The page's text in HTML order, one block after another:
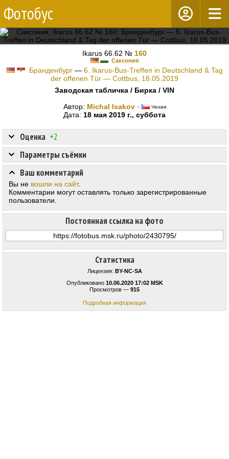
Фотобус
Ikarus 66.62 № 160
Саксония
Бранденбург— 6. Ikarus-Bus-Treffen in Deutschland & Tag
der offenen Tür — Cottbus, 18.05.2019
Заводская табличка / Бирка / VIN
Автор: Michal Isakov· Чехия
Дата: 18 мая 2019 г., суббота
Статистика
Лицензия: BY-NC-SA
Опубликовано 10.06.2020 17:02 MSK
Просмотров — 915
Подробная информация
Оценка +2
Постоянная ссылка на фото
Параметры съёмки
Ваш комментарий
Вы не вошли на сайт.
Комментарии могут оставлять только зарегистрированные
пользователи.